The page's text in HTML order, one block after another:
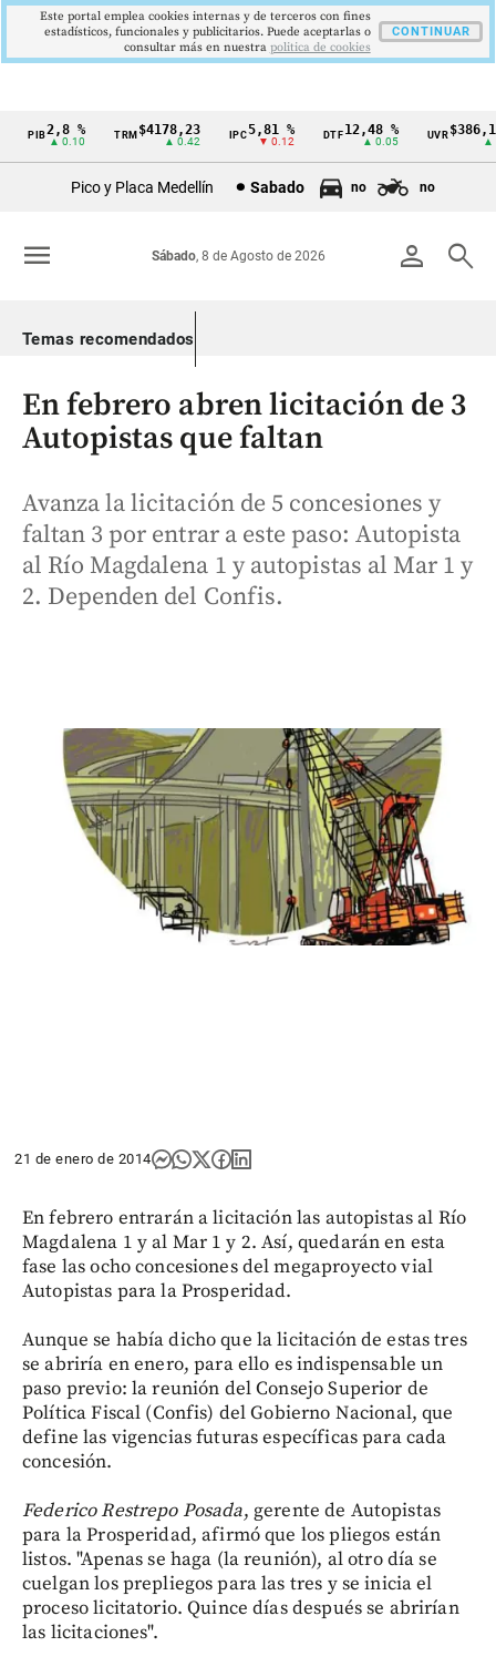
Cintillo
Colombia
2,8 %
▲ 0.10
TRM$4178,23
▲ 0.42
5,81 %
▼ 0.12
DTF12,48 %
▲ 0.05
UVR
▲
Pico y Placa Medellín Sabado no no
person search
Sábado, 8 de Agosto de 2026
menu
Temas recomendados
En febrero abren licitación de 3
Autopistas que faltan
Avanza la licitación de 5 concesiones y
faltan 3 por entrar a este paso: Autopista
al Río Magdalena 1 y autopistas al Mar 1 y
2. Dependen del Confis.
21 de enero de 2014
En febrero entrarán a licitación las autopistas al Río
Magdalena 1 y al Mar 1 y 2. Así, quedarán en esta
fase las ocho concesiones del megaproyecto vial
Autopistas para la Prosperidad.
Aunque se había dicho que la licitación de estas tres
se abriría en enero, para ello es indispensable un
paso previo: la reunión del Consejo Superior de
Política Fiscal (Confis) del Gobierno Nacional, que
define las vigencias futuras específicas para cada
concesión.
Federico Restrepo Posada, gerente de Autopistas
para la Prosperidad, afirmó que los pliegos están
listos. "Apenas se haga (la reunión), al otro día se
cuelgan los prepliegos para las tres y se inicia el
proceso licitatorio. Quince días después se abrirían
las licitaciones".
Este portal emplea cookies internas y de terceros con fines
estadísticos, funcionales y publicitarios. Puede aceptarlas o
consultar más en nuestra politica de cookies
CONTINUAR